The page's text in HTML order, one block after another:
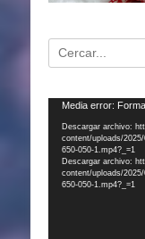
Buscar:
Reproductor
vídeo
Media error:
Descargar archivo:
content/uploads/
650-050-1.mp4?_=1
Descargar archivo:
content/uploads/
650-050-1.mp4?_=1